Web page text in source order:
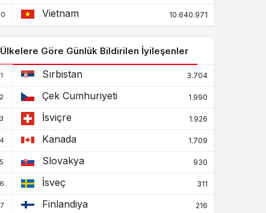
İngiliz Virgin
64
Brunei
330.776 225
Bulgaristan
+334
38.701
Burkina Faso
Burundi
Cape Verde
Vietnam 10.640.971
Ülkelere Göre Günlük Bildirilen İyileşenler
Sırbistan 3.704
Çek Cumhuriyeti 1.990
İsviçre 1.926
Kanada 1.709
Slovakya 930
İsveç 311
Finlandiya 216